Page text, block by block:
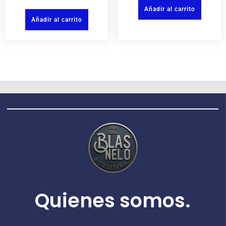
Añadir al carrito
Añadir al carrito
Quienes somos.